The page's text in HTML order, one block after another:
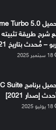
شرح طريقة تثبيته
– مُحدث بتاريخ 21 نوفمبر 2023]
18 سبتمبر 2025
إصدار 2021]
18 يوليو 2025